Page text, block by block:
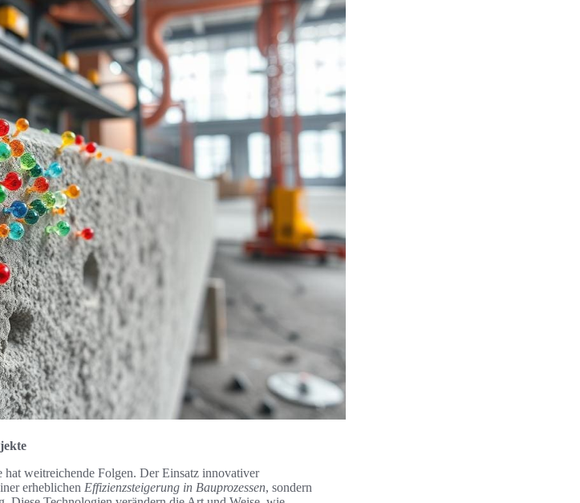
weitreichende Folgen. Der Einsatz innovativer
erheblichen Effizienzsteigerung in Bauprozessen, sondern